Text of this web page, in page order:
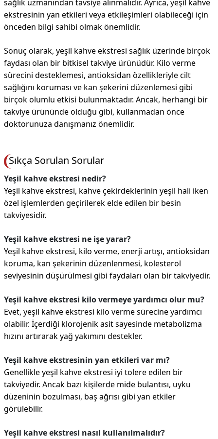
sağlık uzmanından tavsiye alınmalıdır. Ayrıca, yeşil kahve
ekstresinin yan etkileri veya etkileşimleri olabileceği için
önceden bilgi sahibi olmak önemlidir.
Sonuç olarak, yeşil kahve ekstresi sağlık üzerinde birçok
faydası olan bir bitkisel takviye ürünüdür. Kilo verme
sürecini desteklemesi, antioksidan özellikleriyle cilt
sağlığını koruması ve kan şekerini düzenlemesi gibi
birçok olumlu etkisi bulunmaktadır. Ancak, herhangi bir
takviye ürününde olduğu gibi, kullanmadan önce
doktorunuza danışmanız önemlidir.
Sıkça Sorulan Sorular
Yeşil kahve ekstresi nedir?
Yeşil kahve ekstresi, kahve çekirdeklerinin yeşil hali iken
özel işlemlerden geçirilerek elde edilen bir besin
takviyesidir.
Yeşil kahve ekstresi ne işe yarar?
Yeşil kahve ekstresi, kilo verme, enerji artışı, antioksidan
koruma, kan şekerinin düzenlenmesi, kolesterol
seviyesinin düşürülmesi gibi faydaları olan bir takviyedir.
Yeşil kahve ekstresi kilo vermeye yardımcı olur mu?
Evet, yeşil kahve ekstresi kilo verme sürecine yardımcı
olabilir. İçerdiği klorojenik asit sayesinde metabolizma
hızını artırarak yağ yakımını destekler.
Yeşil kahve ekstresinin yan etkileri var mı?
Genellikle yeşil kahve ekstresi iyi tolere edilen bir
takviyedir. Ancak bazı kişilerde mide bulantısı, uyku
düzeninin bozulması, baş ağrısı gibi yan etkiler
görülebilir.
Yeşil kahve ekstresi nasıl kullanılmalıdır?